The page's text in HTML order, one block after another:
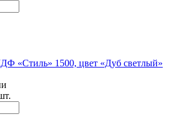
«Стиль» 1500, цвет «Дуб светлый»